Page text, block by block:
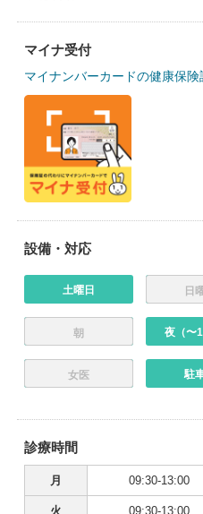
マイナ受付
マイナンバーカードの健康保
設備・対応
土曜日 日
朝 夜（〜
女医 駐
診療時間
月 09:30-13:00
火 09:30-13:00